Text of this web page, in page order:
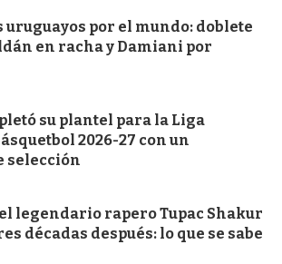
uruguayos por el mundo: doblete
en racha y Damiani por
su plantel para la Liga
2026-27 con un
selección
legendario rapero Tupac Shakur
décadas después: lo que se sabe